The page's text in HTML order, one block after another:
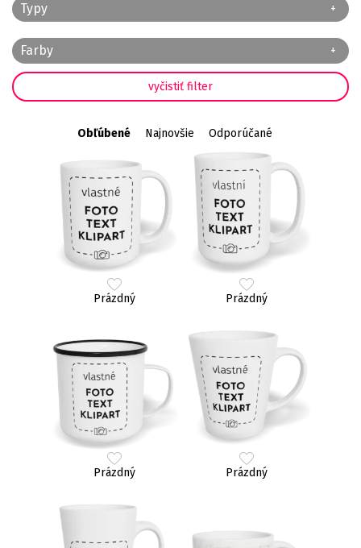
Typy
Farby
Obľúbené Najnovšie Odporúčané
Prázdný Prázdný
Prázdný Prázdný